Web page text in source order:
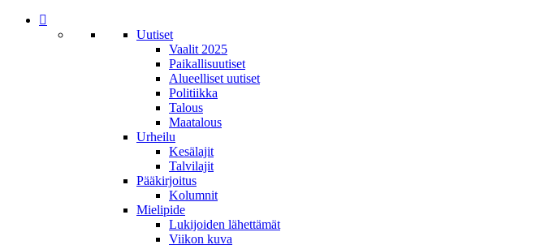
Uutiset
Vaalit 2025
Paikallisuutiset
Alueelliset uutiset
Politiikka
Talous
Maatalous
Urheilu
Kesälajit
Talvilajit
Pääkirjoitus
Kolumnit
Mielipide
Lukijoiden lähettämät
Viikon kuva